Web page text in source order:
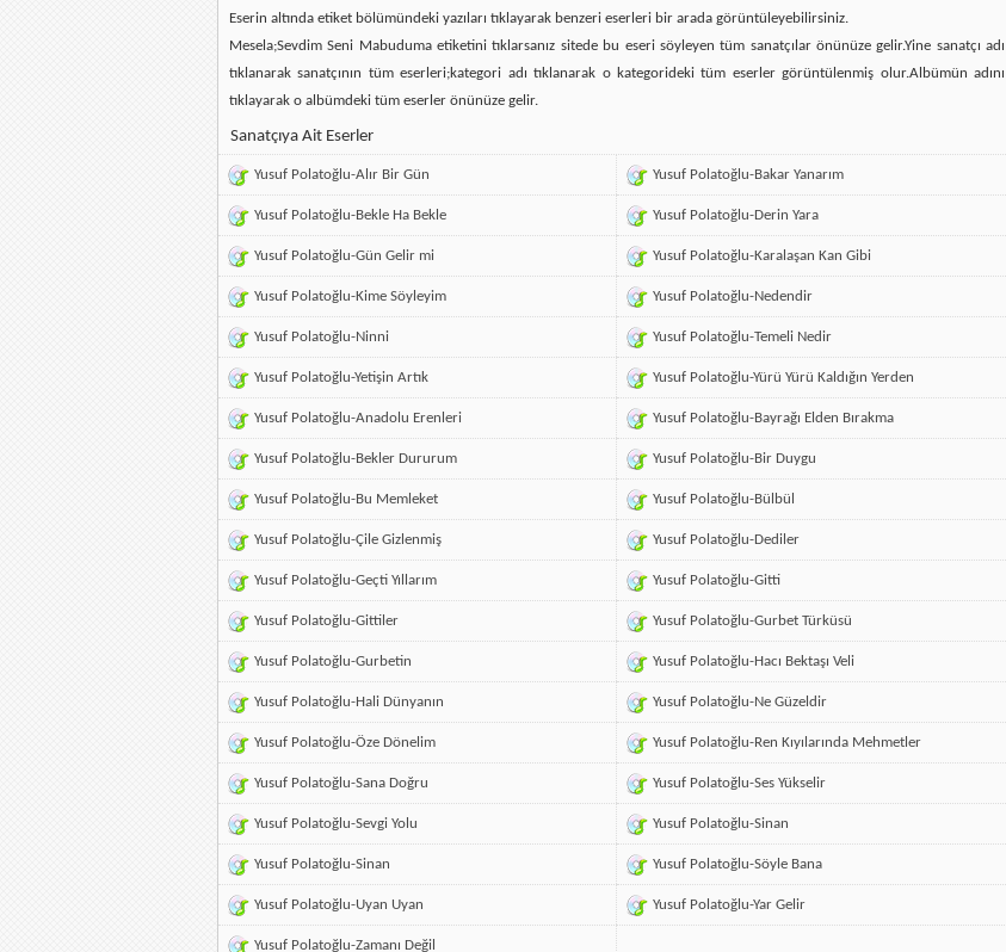
Eserin altında etiket bölümündeki yazıları tıklayarak benzeri eserleri bir arada görüntüleyebilirsiniz.
Mesela;Sevdim Seni Mabuduma etiketini tıklarsanız sitede bu eseri söyleyen tüm sanatçılar önünüze gelir.Yine sanatçı adı
tıklanarak sanatçının tüm eserleri;kategori adı tıklanarak o kategorideki tüm eserler görüntülenmiş olur.Albümün adını
tıklayarak o albümdeki tüm eserler önünüze gelir.
Sanatçıya Ait Eserler
Yusuf Polatoğlu-Alır Bir Gün Yusuf Polatoğlu-Bakar Yanarım
Yusuf Polatoğlu-Bekle Ha Bekle Yusuf Polatoğlu-Derin Yara
Yusuf Polatoğlu-Gün Gelir mi Yusuf Polatoğlu-Karalaşan Kan Gibi
Yusuf Polatoğlu-Kime Söyleyim Yusuf Polatoğlu-Nedendir
Yusuf Polatoğlu-Ninni Yusuf Polatoğlu-Temeli Nedir
Yusuf Polatoğlu-Yetişin Artık Yusuf Polatoğlu-Yürü Yürü Kaldığın Yerden
Yusuf Polatoğlu-Anadolu Erenleri Yusuf Polatoğlu-Bayrağı Elden Bırakma
Yusuf Polatoğlu-Bekler Dururum Yusuf Polatoğlu-Bir Duygu
Yusuf Polatoğlu-Bu Memleket Yusuf Polatoğlu-Bülbül
Yusuf Polatoğlu-Çile Gizlenmiş Yusuf Polatoğlu-Dediler
Yusuf Polatoğlu-Geçti Yıllarım Yusuf Polatoğlu-Gitti
Yusuf Polatoğlu-Gittiler Yusuf Polatoğlu-Gurbet Türküsü
Yusuf Polatoğlu-Gurbetin Yusuf Polatoğlu-Hacı Bektaşı Veli
Yusuf Polatoğlu-Hali Dünyanın Yusuf Polatoğlu-Ne Güzeldir
Yusuf Polatoğlu-Öze Dönelim Yusuf Polatoğlu-Ren Kıyılarında Mehmetler
Yusuf Polatoğlu-Sana Doğru Yusuf Polatoğlu-Ses Yükselir
Yusuf Polatoğlu-Sevgi Yolu Yusuf Polatoğlu-Sinan
Yusuf Polatoğlu-Sinan Yusuf Polatoğlu-Söyle Bana
Yusuf Polatoğlu-Uyan Uyan Yusuf Polatoğlu-Yar Gelir
Yusuf Polatoğlu-Zamanı Değil